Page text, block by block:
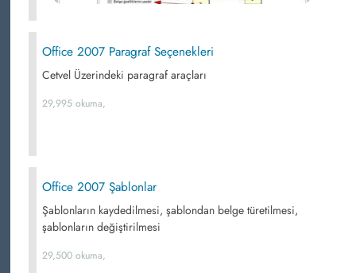
Office 2007 Paragraf Seçenekleri
Cetvel Üzerindeki paragraf araçları
29,995 okuma,
Office 2007 Şablonlar
Şablonların kaydedilmesi, şablondan belge türetilmesi,
şablonların değiştirilmesi
29,500 okuma,